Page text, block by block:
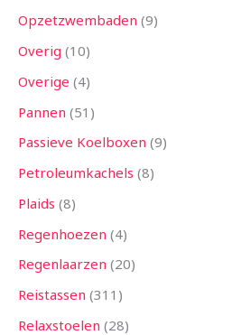
Opzetzwembaden 9
Overig 10
Overige 4
Pannen 51
Passieve Koelboxen 9
Petroleumkachels 8
Plaids 8
Regenhoezen 4
Regenlaarzen 20
Reistassen 311
Relaxstoelen 28